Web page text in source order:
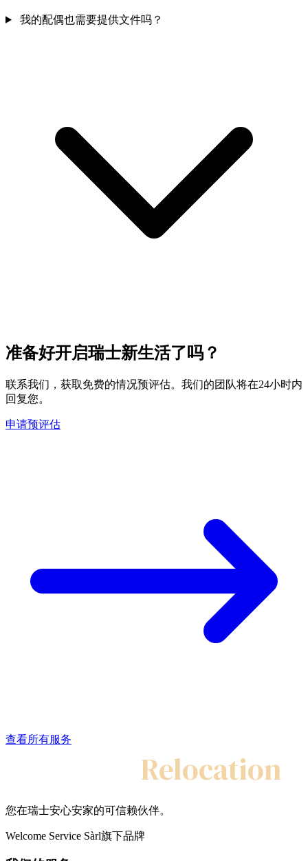
我的配偶也需要提供文件吗？
准备好开启瑞士新生活了吗？
联系我们，获取免费的情况预评估。我们的团队将在24小时内
回复您。
申请预评估
查看所有服务
Relocation
您在瑞士安心安家的可信赖伙伴。
Welcome Service Sàrl旗下品牌